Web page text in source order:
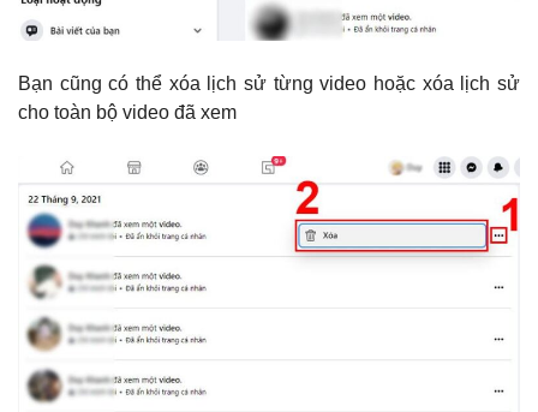
Bạn cũng có thể xóa lịch sử từng video hoặc xóa lịch sử
cho toàn bộ video đã xem